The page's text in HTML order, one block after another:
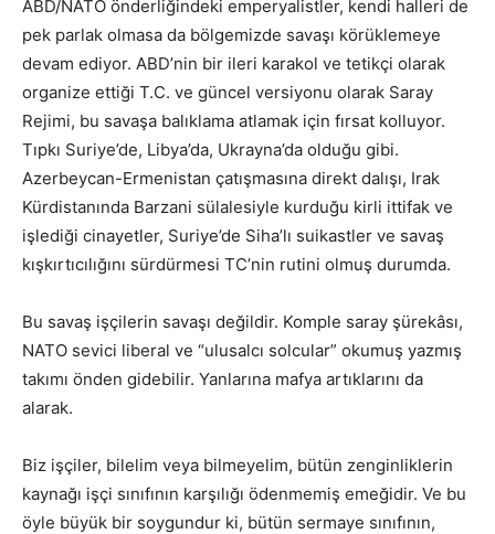
ABD/NATO önderliğindeki emperyalistler, kendi halleri de
pek parlak olmasa da bölgemizde savaşı körüklemeye
devam ediyor. ABD’nin bir ileri karakol ve tetikçi olarak
organize ettiği T.C. ve güncel versiyonu olarak Saray
Rejimi, bu savaşa balıklama atlamak için fırsat kolluyor.
Tıpkı Suriye’de, Libya’da, Ukrayna’da olduğu gibi.
Azerbeycan-Ermenistan çatışmasına direkt dalışı, Irak
Kürdistanında Barzani sülalesiyle kurduğu kirli ittifak ve
işlediği cinayetler, Suriye’de Siha’lı suikastler ve savaş
kışkırtıcılığını sürdürmesi TC’nin rutini olmuş durumda.
Bu savaş işçilerin savaşı değildir. Komple saray şürekâsı,
NATO sevici liberal ve “ulusalcı solcular” okumuş yazmış
takımı önden gidebilir. Yanlarına mafya artıklarını da
alarak.
Biz işçiler, bilelim veya bilmeyelim, bütün zenginliklerin
kaynağı işçi sınıfının karşılığı ödenmemiş emeğidir. Ve bu
öyle büyük bir soygundur ki, bütün sermaye sınıfının,